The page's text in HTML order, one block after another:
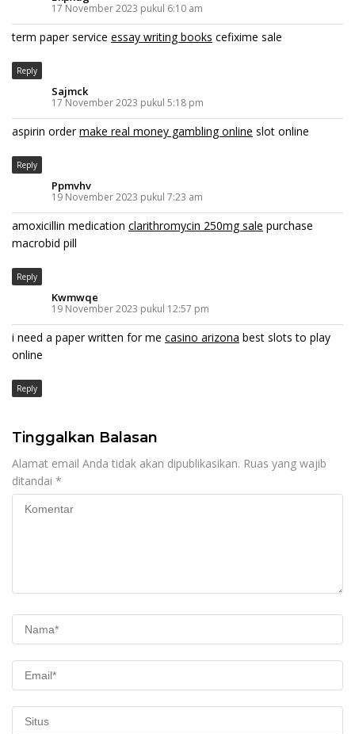
17 November 2023 pukul 6:10 am
term paper service essay writing books cefixime sale
Reply
Sajmck
17 November 2023 pukul 5:18 pm
aspirin ordermake real money gambling online slot online
Reply
Ppmvhv
19 November 2023 pukul 7:23 am
amoxicillin medication clarithromycin 250mg sale purchase
macrobid pill
Reply
Kwmwqe
19 November 2023 pukul 12:57 pm
i need a paper written for me casino arizona best slots to play
online
Reply
Tinggalkan Balasan
Alamat email Anda tidak akan dipublikasikan. Ruas yang wajib
ditandai *